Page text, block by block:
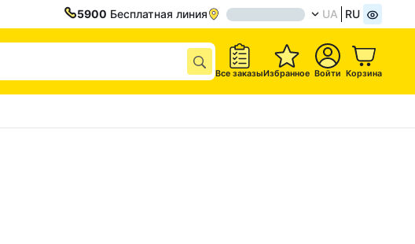
5900 Бесплатная линия UA RU
Все заказыИзбранное Войти Корзина